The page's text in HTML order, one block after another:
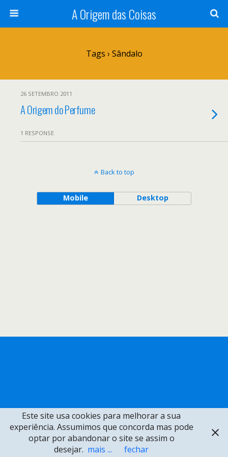
A Origem das Coisas
Tags › Sândalo
26 SETEMBRO 2011
A Origem do Perfume
1 RESPONSE
Back to top
Mobile Desktop
Este site usa cookies para melhorar a sua
experiência. Assumimos que concorda mas pode
optar por abandonar o site se assim o
desejar. mais ... fechar